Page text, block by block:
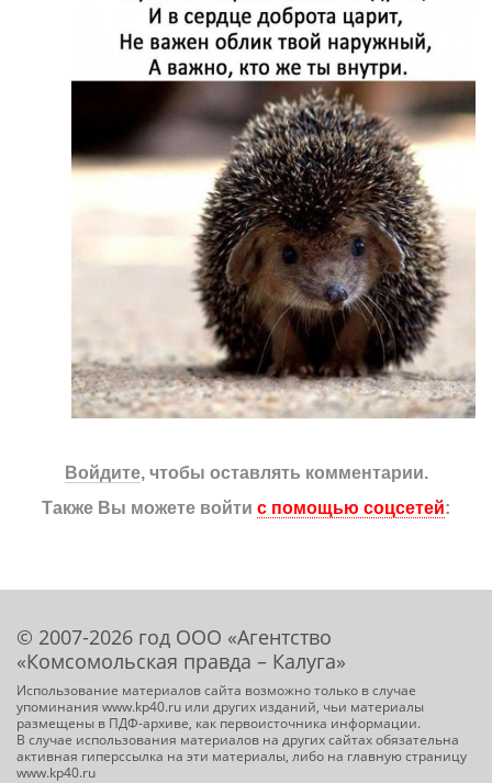
Войдите, чтобы оставлять комментарии.
Также Вы можете войти с помощью соцсетей:
© 2007-2026 год ООО «Агентство
«Комсомольская правда – Калуга»
Использование материалов сайта возможно только в случае
упоминания www.kp40.ru или других изданий, чьи материалы
размещены в ПДФ-архиве, как первоисточника информации.
В случае использования материалов на других сайтах обязательна
активная гиперссылка на эти материалы, либо на главную страницу
www.kp40.ru